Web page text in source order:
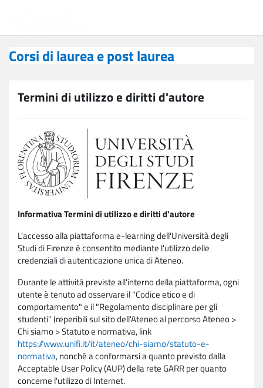
Corsi di laurea e post laurea
Termini di utilizzo e diritti d'autore
Informativa Termini di utilizzo e diritti d'autore
L'accesso alla piattaforma e-learning dell'Università degli
Studi di Firenze è consentito mediante l'utilizzo delle
credenziali di autenticazione unica di Ateneo.
Durante le attività previste all'interno della piattaforma, ogni
utente è tenuto ad osservare il "Codice etico e di
comportamento" e il "Regolamento disciplinare per gli
studenti" (reperibili sul sito dell'Ateneo al percorso Ateneo >
Chi siamo > Statuto e normativa, link
https://www.unifi.it/it/ateneo/chi-siamo/statuto-e-
normativa, nonché a conformarsi a quanto previsto dalla
Acceptable User Policy (AUP) della rete GARR per quanto
concerne l'utilizzo di Internet.